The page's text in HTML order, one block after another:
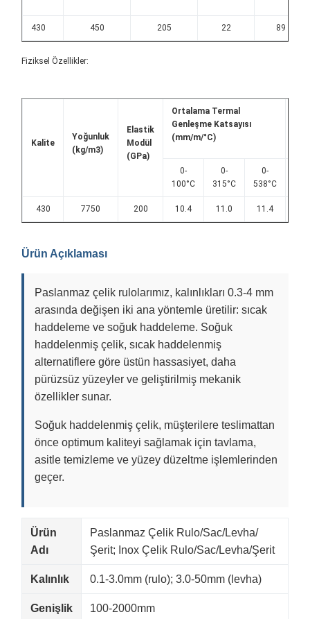
430 450 205 22 89
Fiziksel Özellikler:
Kalite
Yoğunluk
(kg/m3)
Elastik
Modül
(GPa)
Ortalama Termal
Genleşme Katsayısı
(mm/m/°C)
0-
100°C
0-
315°C
0-
538°C
430 7750 200 10.4 11.0 11.4
Ürün Açıklaması
Paslanmaz çelik rulolarımız, kalınlıkları 0.3-4 mm
arasında değişen iki ana yöntemle üretilir: sıcak
haddeleme ve soğuk haddeleme. Soğuk
haddelenmiş çelik, sıcak haddelenmiş
alternatiflere göre üstün hassasiyet, daha
pürüzsüz yüzeyler ve geliştirilmiş mekanik
özellikler sunar.
Soğuk haddelenmiş çelik, müşterilere teslimattan
önce optimum kaliteyi sağlamak için tavlama,
asitle temizleme ve yüzey düzeltme işlemlerinden
geçer.
Ürün
Adı
Paslanmaz Çelik Rulo/Sac/Levha/
Şerit; Inox Çelik Rulo/Sac/Levha/Şerit
Kalınlık 0.1-3.0mm (rulo); 3.0-50mm (levha)
Genişlik 100-2000mm